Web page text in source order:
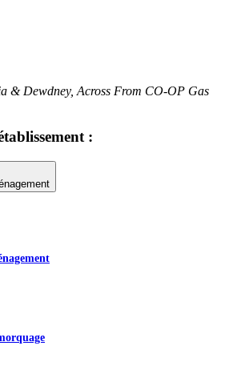
& Dewdney, Across From CO-OP Gas
: